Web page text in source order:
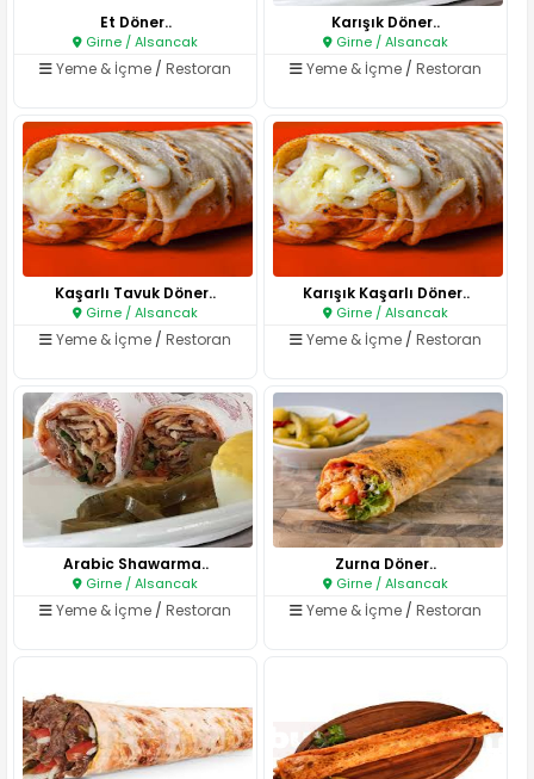
Et Döner..
Girne / Alsancak
Yeme & İçme / Restoran
Karışık Döner..
Girne / Alsancak
Yeme & İçme /Restoran
Kaşarlı Tavuk Döner..
Girne / Alsancak
Yeme & İçme / Restoran
Karışık Kaşarlı Döner..
Girne / Alsancak
Yeme & İçme /Restoran
Arabic Shawarma..
Girne / Alsancak
Yeme & İçme / Restoran
Zurna Döner..
Girne / Alsancak
Yeme & İçme /Restoran